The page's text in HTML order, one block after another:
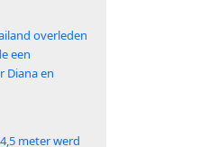
overleden
een
Diana en
meter werd